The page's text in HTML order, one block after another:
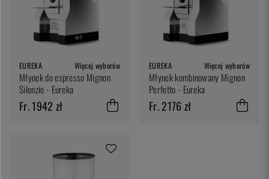
EUREKA Więcej wyborów
Młynek do espresso Mignon
Silenzio - Eureka
Fr. 1942 zł
EUREKA Więcej wyborów
Młynek kombinowany Mignon
Perfetto - Eureka
Fr. 2176 zł